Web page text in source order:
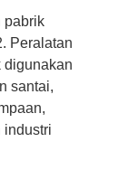
pabrik
Peralatan
digunakan
santai,
industri